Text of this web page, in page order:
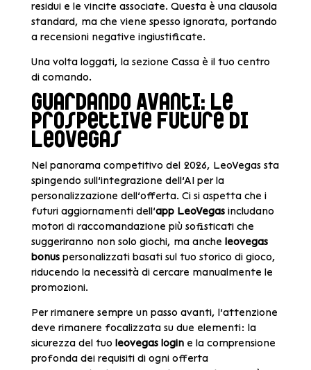
residui e le vincite associate. Questa è una clausola
standard, ma che viene spesso ignorata, portando
a recensioni negative ingiustificate.
Una volta loggati, la sezione Cassa è il tuo centro
di comando.
Guardando Avanti: Le
Prospettive Future di
LeoVegas
Nel panorama competitivo del 2026, LeoVegas sta
spingendo sull’integrazione dell’AI per la
personalizzazione dell’offerta. Ci si aspetta che i
futuri aggiornamenti dell’app LeoVegasincludano
motori di raccomandazione più sofisticati che
suggeriranno non solo giochi, ma anche leovegas
bonuspersonalizzati basati sul tuo storico di gioco,
riducendo la necessità di cercare manualmente le
promozioni.
Per rimanere sempre un passo avanti, l’attenzione
deve rimanere focalizzata su due elementi: la
sicurezza del tuo leovegas logine la comprensione
profonda dei requisiti di ogni offerta